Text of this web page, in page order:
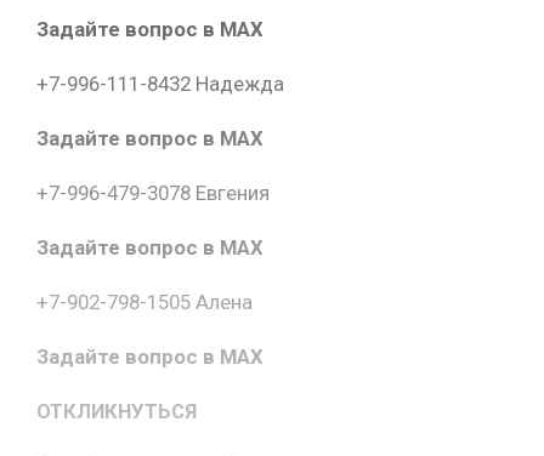
Задайте вопрос в MAX
+7-996-111-8432 Надежда
Задайте вопрос в MAX
+7-996-479-3078 Евгения
Задайте вопрос в MAX
+7-902-798-1505 Алена
Задайте вопрос в MAX
ОТКЛИКНУТЬСЯ